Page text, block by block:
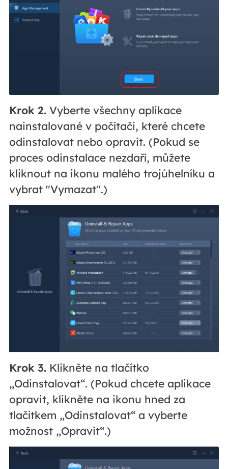
Krok 2.Vyberte všechny aplikace
nainstalované v počítači, které chcete
odinstalovat nebo opravit. (Pokud se
proces odinstalace nezdaří, můžete
kliknout na ikonu malého trojúhelníku a
vybrat "Vymazat".)
Krok 3.Klikněte na tlačítko
„Odinstalovat“. (Pokud chcete aplikace
opravit, klikněte na ikonu hned za
tlačítkem „Odinstalovat“ a vyberte
možnost „Opravit“.)